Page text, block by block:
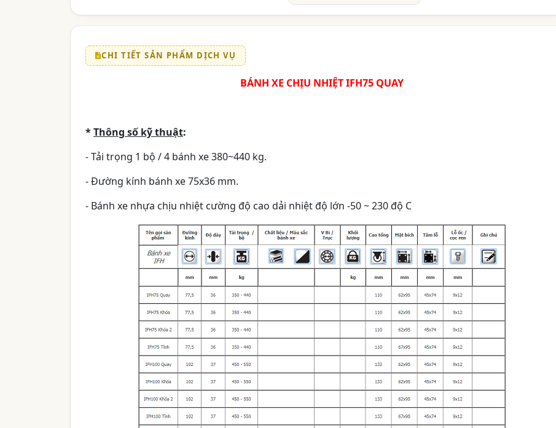
CHI TIẾT SẢN PHẨM DỊCH VỤ
BÁNH XE CHỊU NHIỆT IFH75 QUAY
*Thông số kỹ thuật:
- Tải trọng 1 bộ / 4 bánh xe 380~440 kg.
- Đường kính bánh xe 75x36 mm.
- Bánh xe nhựa chịu nhiệt cường độ cao dải nhiệt độ lớn -50 ~ 230 độ C